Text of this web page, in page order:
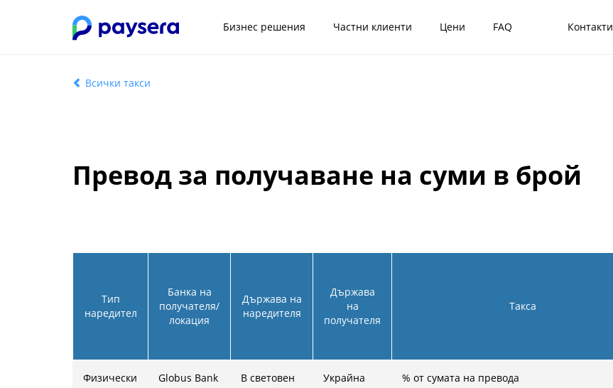
Бизнес решения Частни клиенти Цени FAQ Контакти
Всички такси
Превод за получаване на суми в брой
Тип
наредител
Банка на
получателя/
локация
Държава на
наредителя
Държава
на
получателя
Такса
Физически
Globus Bank
В световен
Украйна % от сумата на превода